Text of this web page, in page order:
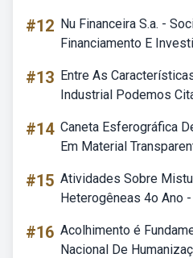
#12 Nu Financeira S.a. -
Financiamento E
#13 Entre As
Industrial Podemos
#14 Caneta Esferográfica
Em Material
#15 Atividades Sobre
Heterogêneas 4o Ano
#16 Acolhimento é
Nacional De